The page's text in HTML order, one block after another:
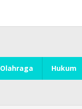
Olahraga Hukum